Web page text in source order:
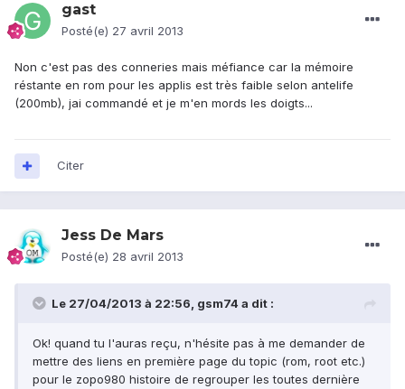
gast
Posté(e) 27 avril 2013
Non c'est pas des conneries mais méfiance car la mémoire
réstante en rom pour les applis est très faible selon antelife
(200mb), jai commandé et je m'en mords les doigts...
Citer
Jess De Mars
Posté(e) 28 avril 2013
Le 27/04/2013 à 22:56, gsm74 a dit :
Ok! quand tu l'auras reçu, n'hésite pas à me demander de
mettre des liens en première page du topic (rom, root etc.)
pour le zopo980 histoire de regrouper les toutes dernière